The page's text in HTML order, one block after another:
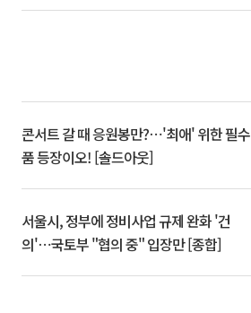
콘서트 갈 때 응원봉만?⋯'최애' 위한 필수
품 등장이오! [솔드아웃]
서울시, 정부에 정비사업 규제 완화 '건
의'⋯국토부 "협의 중" 입장만 [종합]